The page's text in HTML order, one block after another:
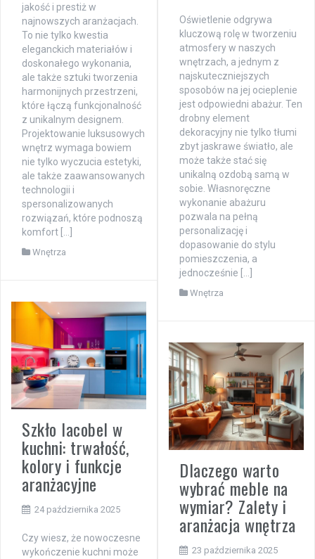
jakość i prestiż w
najnowszych aranżacjach.
To nie tylko kwestia
eleganckich materiałów i
doskonałego wykonania,
ale także sztuki tworzenia
harmonijnych przestrzeni,
które łączą funkcjonalność
z unikalnym designem.
Projektowanie luksusowych
wnętrz wymaga bowiem
nie tylko wyczucia estetyki,
ale także zaawansowanych
technologii i
spersonalizowanych
rozwiązań, które podnoszą
komfort […]
Wnętrza
Oświetlenie odgrywa
kluczową rolę w tworzeniu
atmosfery w naszych
wnętrzach, a jednym z
najskuteczniejszych
sposobów na jej ocieplenie
jest odpowiedni abażur. Ten
drobny element
dekoracyjny nie tylko tłumi
zbyt jaskrawe światło, ale
może także stać się
unikalną ozdobą samą w
sobie. Własnoręczne
wykonanie abażuru
pozwala na pełną
personalizację i
dopasowanie do stylu
pomieszczenia, a
jednocześnie […]
Wnętrza
Szkło lacobel w
kuchni: trwałość,
kolory i funkcje
aranżacyjne
24 października 2025
Czy wiesz, że nowoczesne
wykończenie kuchni może
Dlaczego warto
wybrać meble na
wymiar? Zalety i
aranżacja wnętrza
23 października 2025